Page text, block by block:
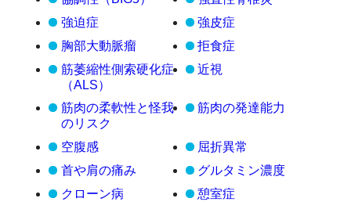
強迫症
強皮症
胸部大動脈瘤
拒食症
筋萎縮性側索硬化症
（ALS）
近視
筋肉の柔軟性と怪我
のリスク
筋肉の発達能力
空腹感
屈折異常
首や肩の痛み
グルタミン濃度
クローン病
憩室症